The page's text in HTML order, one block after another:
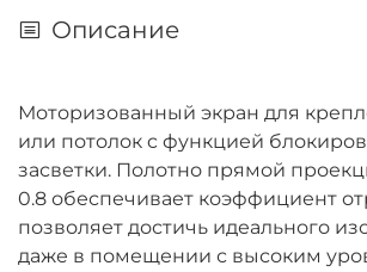
Описание
Моторизованный экран для
или потолок c функцией
засветки. Полотно прямой
0.8 обеспечивает коэффициент
позволяет достичь идеального
даже в помещении с высоким